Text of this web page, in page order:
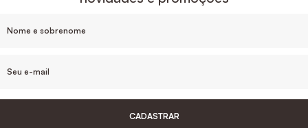
CADASTRAR